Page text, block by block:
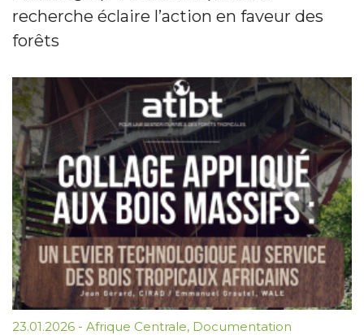
recherche éclaire l’action en faveur des
forêts
23.01.2026 - Afrique Centrale, Documentation